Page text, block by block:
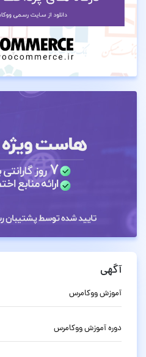
آگهی
آموزش ووکامرس
دوره آموزش ووکامرس